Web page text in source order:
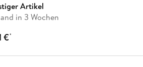
Artikel
in 3 Wochen
€*